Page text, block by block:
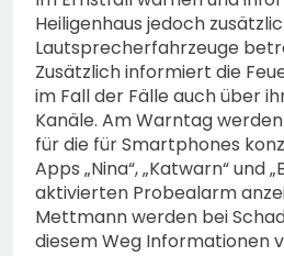
Heiligenhaus jedoch
Lautsprecherfahrzeuge
Zusätzlich informiert die
im Fall der Fälle auch über
Kanäle. Am Warntag
für die für Smartphones
Apps „Nina“, „Katwarn“ und
aktivierten Probealarm
Mettmann werden bei
diesem Weg Informationen